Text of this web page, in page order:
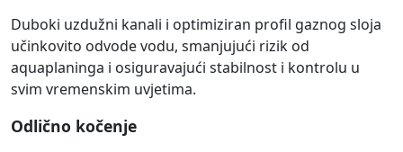
Duboki uzdužni kanali i optimiziran profil gaznog sloja
učinkovito odvode vodu, smanjujući rizik od
aquaplaninga i osiguravajući stabilnost i kontrolu u
svim vremenskim uvjetima.
Odlično kočenje